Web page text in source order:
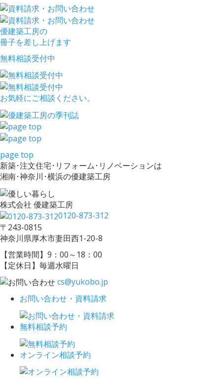
優建築工房の
冊子を差し上げます
無料相談受付中
お気軽にご相談ください。
page top
新築･注文住宅･リフォーム･リノベーションは
湘南･神奈川･横浜の優建築工房
株式会社 優建築工房
0120-873-312
〒243-0815
神奈川県厚木市妻田西1-20-8
【営業時間】9：00～18：00
【定休日】毎週水曜日
cs@yukobo.jp
お問い合わせ・資料請求
無料相談予約
オンライン相談予約